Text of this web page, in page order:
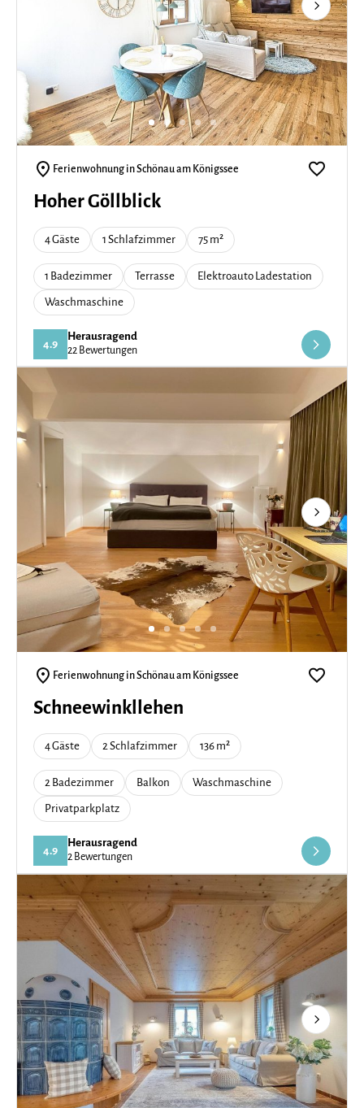
Next
Ferienwohnung in Schönau am Königssee
Hoher Göllblick
4 Gäste 1 Schlafzimmer 75 m²
1 Badezimmer Terrasse Elektroauto Ladestation
Waschmaschine
4.9
Herausragend
22 Bewertungen
Next
Ferienwohnung in Schönau am Königssee
Schneewinkllehen
4 Gäste 2 Schlafzimmer 136 m²
2 Badezimmer Balkon Waschmaschine
Privatparkplatz
4.9
Herausragend
2 Bewertungen
Next